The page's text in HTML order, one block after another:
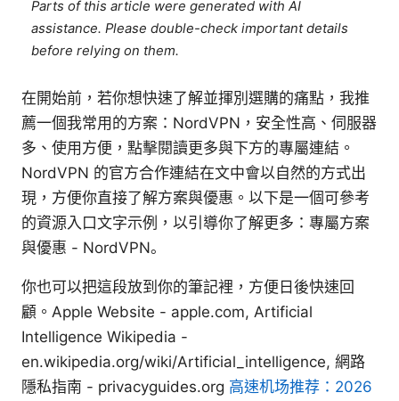
Parts of this article were generated with AI
assistance. Please double-check important details
before relying on them.
在開始前，若你想快速了解並揮別選購的痛點，我推
薦一個我常用的方案：NordVPN，安全性高、伺服器
多、使用方便，點擊閱讀更多與下方的專屬連結。
NordVPN 的官方合作連結在文中會以自然的方式出
現，方便你直接了解方案與優惠。以下是一個可參考
的資源入口文字示例，以引導你了解更多：專屬方案
與優惠 - NordVPN。
你也可以把這段放到你的筆記裡，方便日後快速回
顧。Apple Website - apple.com, Artificial
Intelligence Wikipedia -
en.wikipedia.org/wiki/Artificial_intelligence, 網路
隱私指南 - privacyguides.org 高速机场推荐：2026